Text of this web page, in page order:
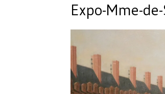
Expo-Mme-